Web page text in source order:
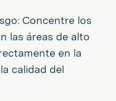
Concentre los
las áreas de alto
en la
calidad del